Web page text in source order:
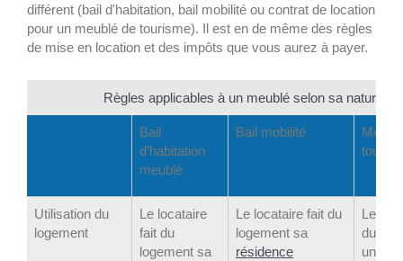
différent (bail d'habitation, bail mobilité ou contrat de location
pour un meublé de tourisme). Il est en de même des règles
de mise en location et des impôts que vous aurez à payer.
Règles applicables à un meublé selon sa nature
Bail
d'habitation
meublé
Bail mobilité
Utilisation du
logement
Le locataire
fait du
logement sa
Le locataire fait du
logement sa
résidence
Le
du
une